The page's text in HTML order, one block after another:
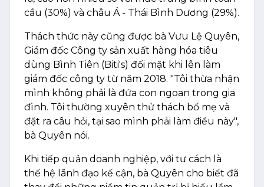
cầu (30%) và châu Á - Thái Bình Dương (29%).
Thách thức này cũng được bà Vưu Lệ Quyên,
Giám đốc Công ty sản xuất hàng hóa tiêu
dùng Bình Tiên (Biti's) đối mặt khi lên làm
giám đốc công ty từ năm 2018. "Tôi thừa nhận
mình không phải là đứa con ngoan trong gia
đình. Tôi thường xuyên thử thách bố mẹ và
đặt ra câu hỏi, tại sao mình phải làm điều này",
bà Quyên nói.
Khi tiếp quản doanh nghiệp, với tư cách là
thế hệ lãnh đạo kế cận, bà Quyên cho biết đã